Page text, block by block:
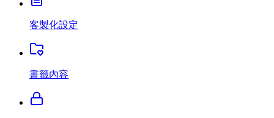
客製化設定
書籤內容